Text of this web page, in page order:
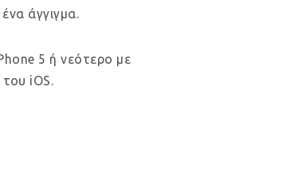
άγγιγμα.
5 ή νεότερο με
iOS.